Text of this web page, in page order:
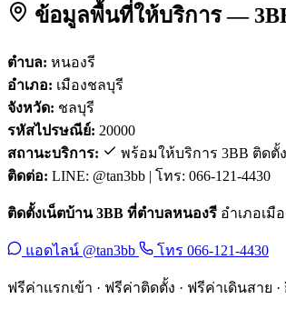
ข้อมูลพื้นที่ให้บริการ —
ตำบล: หนองรี
อำเภอ: เมืองชลบุรี
จังหวัด: ชลบุรี
รหัสไปรษณีย์: 20000
สถานะบริการ:
พร้อมให้บริการ 3BB ติดตั้
ติดต่อ: LINE: @tan3bb | โทร: 066-121-4430
ติดตั้งเน็ตบ้าน 3BB ที่ตำบลหนองรี อำเภอเมื
แอดไลน์ @tan3bb โทร 066-121-4430
ฟรีค่าแรกเข้า · ฟรีค่าติดตั้ง · ฟรีค่าเดินสาย